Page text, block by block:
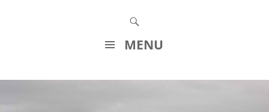
MENU